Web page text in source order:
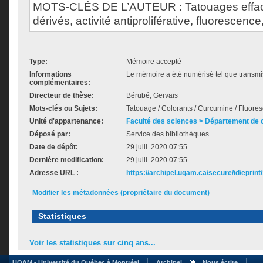
MOTS-CLÉS DE L’AUTEUR : Tatouages
dérivés, activité antiproliférative,
Type:
Mémoire accepté
Informations
complémentaires:
Le mémoire a été numérisé tel que
Directeur de thèse:
Bérubé, Gervais
Mots-clés ou Sujets:
Tatouage / Colorants / Curcumine /
Unité d'appartenance:
Faculté des sciences > Département de
Déposé par:
Service des bibliothèques
Date de dépôt:
29 juill. 2020 07:55
Dernière modification:
29 juill. 2020 07:55
Adresse URL :
https://archipel.uqam.ca/secure/id/
Modifier les métadonnées (propriétaire du document)
Statistiques
Voir les statistiques sur cinq ans...